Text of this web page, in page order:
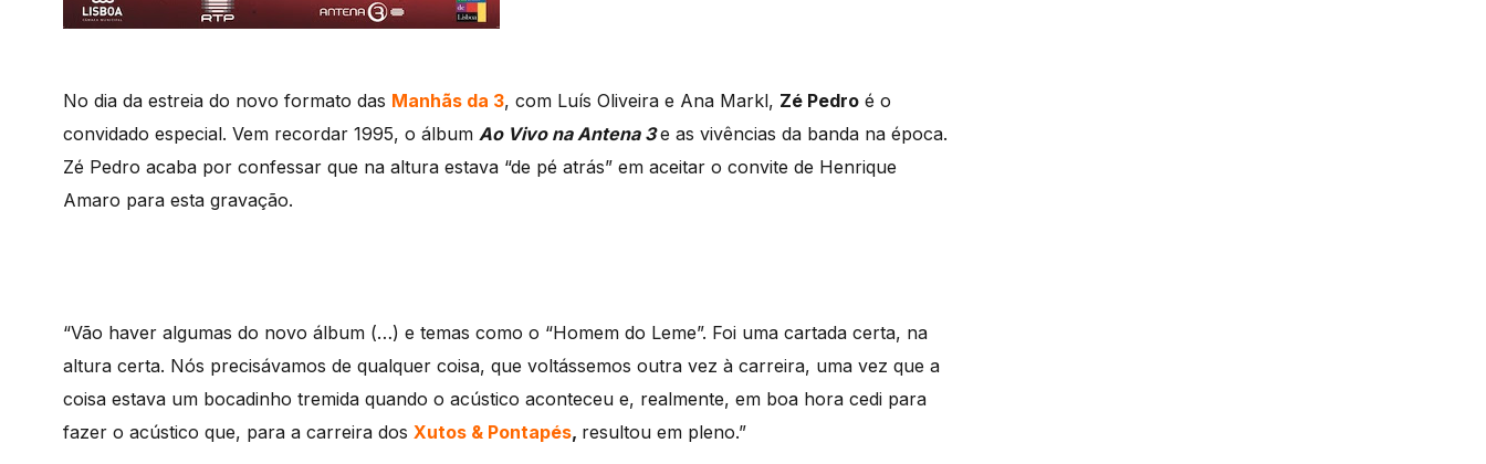
No dia da estreia do novo formato das Manhãs da 3, com Luís Oliveira e Ana Markl, Zé Pedro é o
convidado especial. Vem recordar 1995, o álbum Ao Vivo na Antena 3e as vivências da banda na época.
Zé Pedro acaba por confessar que na altura estava “de pé atrás” em aceitar o convite de Henrique
Amaro para esta gravação.
“Vão haver algumas do novo álbum (…) e temas como o “Homem do Leme”. Foi uma cartada certa, na
altura certa. Nós precisávamos de qualquer coisa, que voltássemos outra vez à carreira, uma vez que a
coisa estava um bocadinho tremida quando o acústico aconteceu e, realmente, em boa hora cedi para
fazer o acústico que, para a carreira dos Xutos & Pontapés, resultou em pleno.”